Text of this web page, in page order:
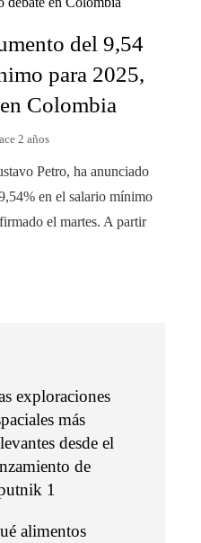
del 9,54
para 2025,
Colombia
2 años
Petro, ha anunciado
en el salario mínimo
el martes. A partir
exploraciones
más
desde el
de
1
alimentos